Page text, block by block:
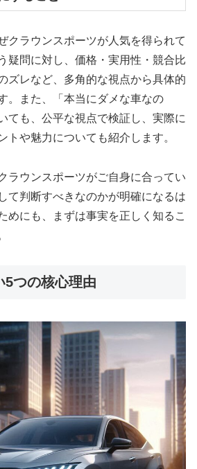
クラウンスポーツが人気を得られて
疑問に対し、価格・実用性・競合比
ズレなど、多角的な視点から具体的
。また、「本当にダメな車なの
ても、公平な視点で検証し、実際に
トや魅力についても紹介します。
ラウンスポーツがご自身に合ってい
て判断すべきなのかが明確になるは
めにも、まずは事実を正しく知るこ
5つの核心理由